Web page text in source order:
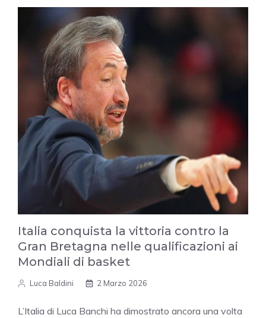
Italia conquista la vittoria contro la
Gran Bretagna nelle qualificazioni ai
Mondiali di basket
Luca Baldini 2 Marzo 2026
L’Italia di Luca Banchi ha dimostrato ancora una volta